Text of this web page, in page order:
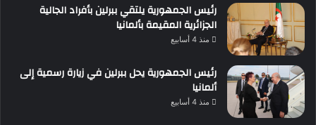
رئيس الجمهورية يلتقي ببرلين بأفراد الجالية
الجزائرية المقيمة بألمانيا
منذ 4 أسابيع
رئيس الجمهورية يحل ببرلين في زيارة رسمية إلى
ألمانيا
منذ 4 أسابيع